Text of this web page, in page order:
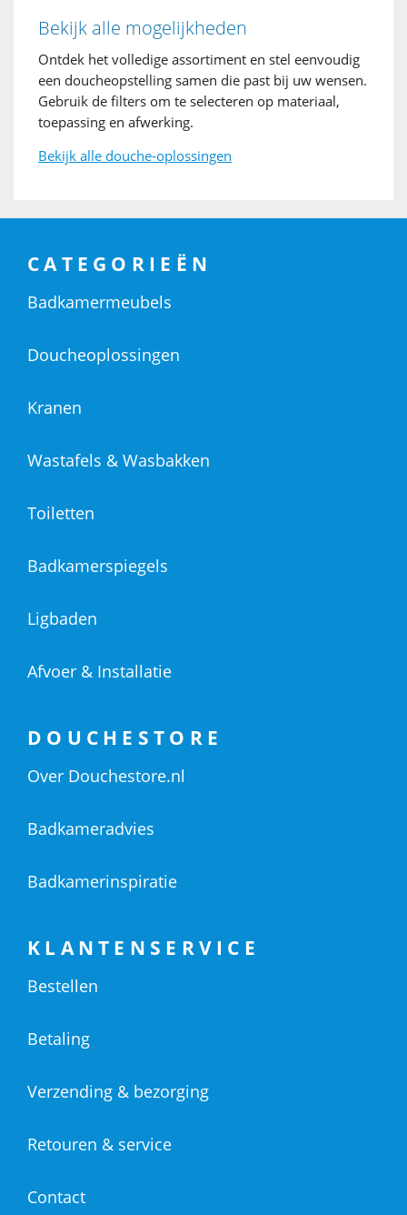
Bekijk alle mogelijkheden
Ontdek het volledige assortiment en stel eenvoudig
een doucheopstelling samen die past bij uw wensen.
Gebruik de filters om te selecteren op materiaal,
toepassing en afwerking.
Bekijk alle douche-oplossingen
CATEGORIEËN
Badkamermeubels
Doucheoplossingen
Kranen
Wastafels & Wasbakken
Toiletten
Badkamerspiegels
Ligbaden
Afvoer & Installatie
DOUCHESTORE
Over Douchestore.nl
Badkameradvies
Badkamerinspiratie
KLANTENSERVICE
Bestellen
Betaling
Verzending & bezorging
Retouren & service
Contact